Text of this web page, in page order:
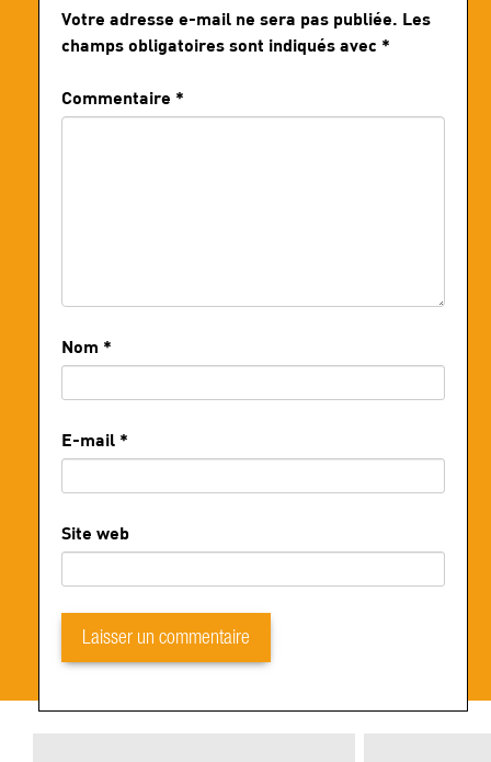
Votre adresse e-mail ne sera pas publiée. Les
champs obligatoires sont indiqués avec *
Commentaire *
Nom *
E-mail *
Site web